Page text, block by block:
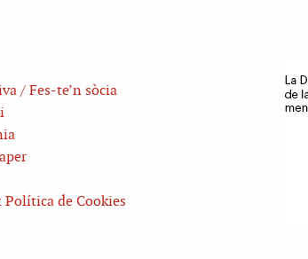
/ Fes-te’n sòcia
Política de Cookies